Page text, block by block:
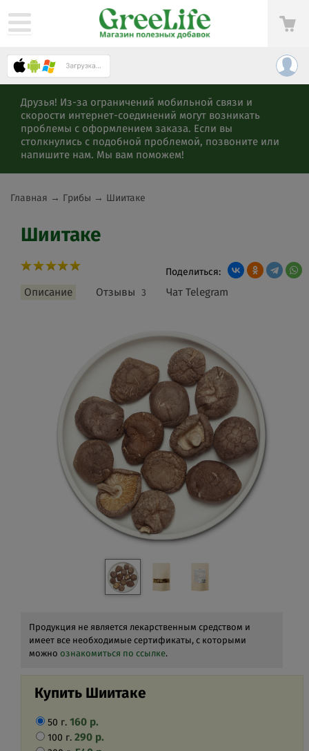
Друзья! Из-за ограничений мобильной связи и
скорости интернет-соединений могут возникать
проблемы с оформлением заказа. Если вы
столкнулись с подобной проблемой, позвоните или
напишите нам. Мы вам поможем!
Главная → Грибы → Шиитаке
Шиитаке
Поделиться:
Описание Отзывы 3 Чат Telegram
Продукция не является лекарственным средством и
имеет все необходимые сертификаты, с которыми
можно ознакомиться по ссылке.
Купить Шиитаке
50 г. 160 р.
100 г. 290 р.